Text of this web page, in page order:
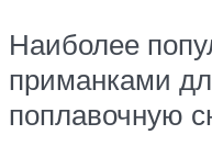
Наиболее
приманками
поплавочную